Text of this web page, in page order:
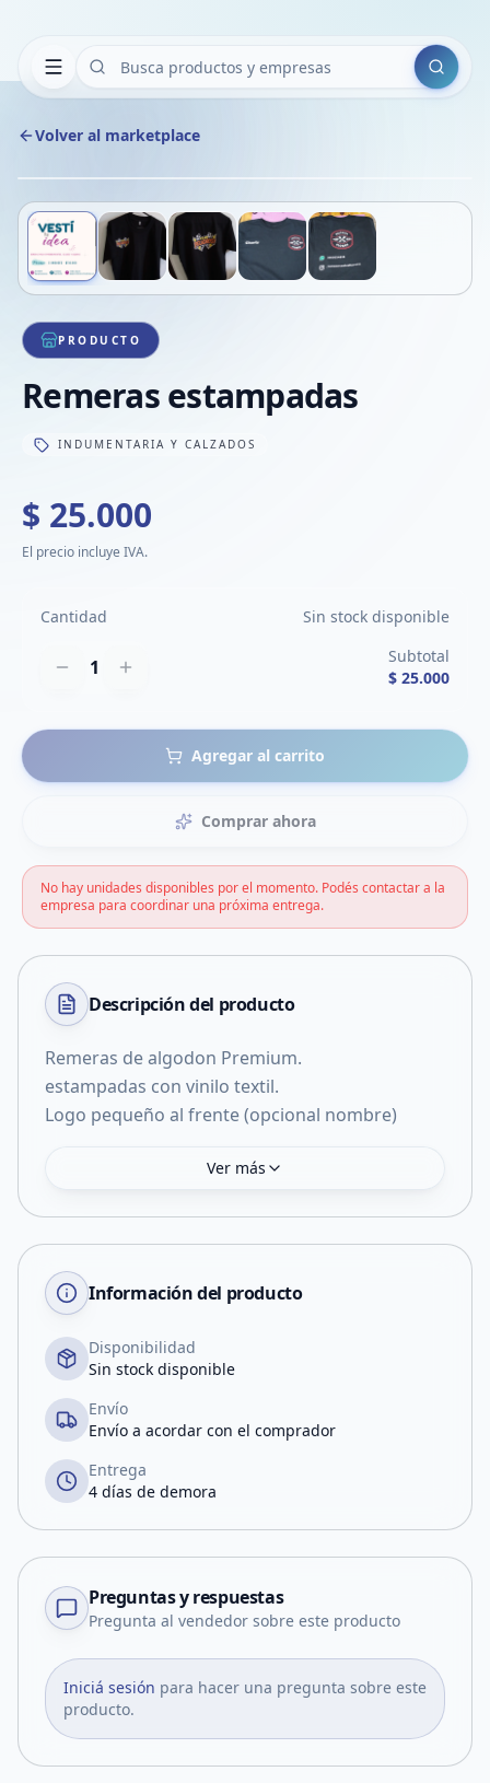
Buscar
Volver al marketplace
1/5
PRODUCTO
Remeras estampadas
INDUMENTARIA Y CALZADOS
$ 25.000
El precio incluye IVA.
Cantidad Sin stock disponible
1
Subtotal
$ 25.000
Agregar al carrito
Comprar ahora
No hay unidades disponibles por el momento. Podés contactar a la
empresa para coordinar una próxima entrega.
Descripción del producto
Remeras de algodon Premium.
estampadas con vinilo textil.
Logo pequeño al frente (opcional nombre)
Ver más
Información del producto
Disponibilidad
Sin stock disponible
Envío
Envío a acordar con el comprador
Entrega
4 días de demora
Preguntas y respuestas
Pregunta al vendedor sobre este producto
Iniciá sesión para hacer una pregunta sobre este
producto.